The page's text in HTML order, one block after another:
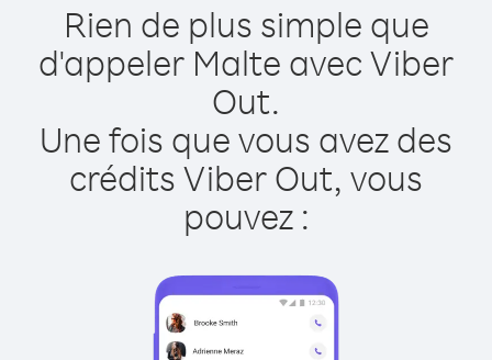
Rien de plus simple que
d'appeler Malte avec Viber
Out.
Une fois que vous avez des
crédits Viber Out, vous
pouvez :